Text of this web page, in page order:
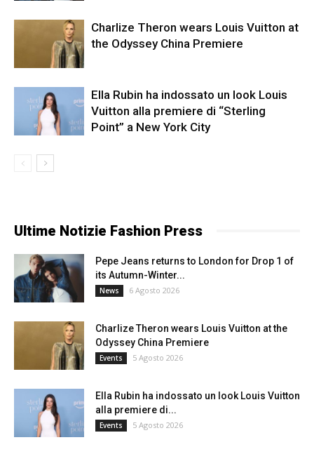
Charlize Theron wears Louis Vuitton at
the Odyssey China Premiere
Ella Rubin ha indossato un look Louis
Vuitton alla premiere di “Sterling
Point” a New York City
Ultime Notizie Fashion Press
Pepe Jeans returns to London for Drop 1 of
its Autumn-Winter...
News 6 Agosto 2026
Charlize Theron wears Louis Vuitton at the
Odyssey China Premiere
Events 5 Agosto 2026
Ella Rubin ha indossato un look Louis Vuitton
alla premiere di...
Events 5 Agosto 2026